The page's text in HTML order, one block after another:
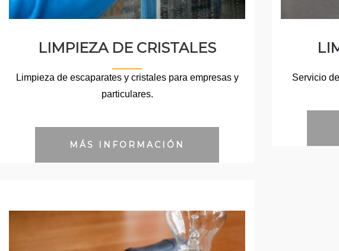
LIMPIEZA DE CRISTALES
Limpieza de escaparates y cristales para empresas y
particulares.
MÁS INFORMACIÓN
Servicio